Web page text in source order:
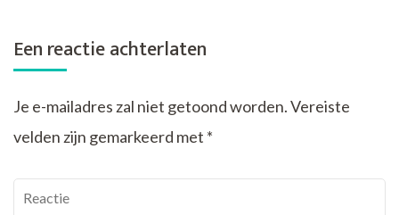
Een reactie achterlaten
Je e-mailadres zal niet getoond worden.Vereiste
velden zijn gemarkeerd met *
Reactie